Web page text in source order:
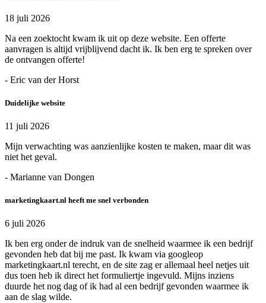
18 juli 2026
Na een zoektocht kwam ik uit op deze website. Een offerte
aanvragen is altijd vrijblijvend dacht ik. Ik ben erg te spreken over
de ontvangen offerte!
- Eric van der Horst
Duidelijke website
11 juli 2026
Mijn verwachting was aanzienlijke kosten te maken, maar dit was
niet het geval.
- Marianne van Dongen
marketingkaart.nl heeft me snel verbonden
6 juli 2026
Ik ben erg onder de indruk van de snelheid waarmee ik een bedrijf
gevonden heb dat bij me past. Ik kwam via googleop
marketingkaart.nl terecht, en de site zag er allemaal heel netjes uit
dus toen heb ik direct het formuliertje ingevuld. Mijns inziens
duurde het nog dag of ik had al een bedrijf gevonden waarmee ik
aan de slag wilde.